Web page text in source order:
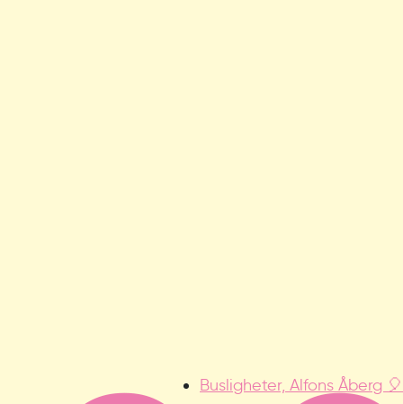
Busligheter, Alfons Åberg 🎈